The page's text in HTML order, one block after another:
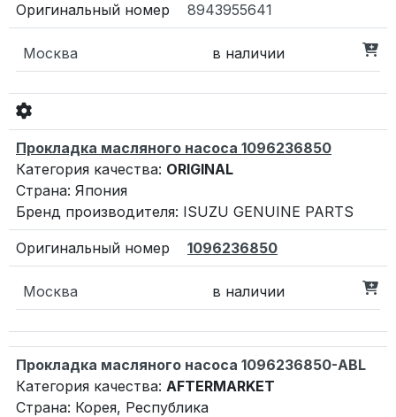
8943955641
Москва в наличии
Прокладка масляного насоса 1096236850
Категория качества: ORIGINAL
Страна: Япония
Бренд производителя: ISUZU GENUINE PARTS
1096236850
Москва в наличии
Прокладка масляного насоса 1096236850-ABL
Категория качества: AFTERMARKET
Страна: Корея, Республика